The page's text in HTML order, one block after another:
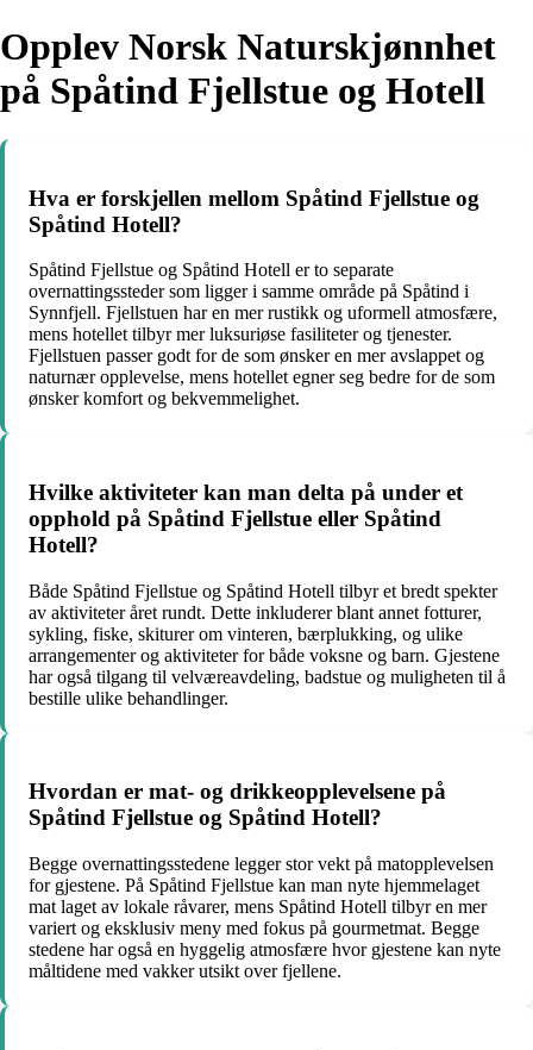
Opplev Norsk Naturskjønnhet
på Spåtind Fjellstue og Hotell
Hva er forskjellen mellom Spåtind Fjellstue og
Spåtind Hotell?
Spåtind Fjellstue og Spåtind Hotell er to separate
overnattingssteder som ligger i samme område på Spåtind i
Synnfjell. Fjellstuen har en mer rustikk og uformell atmosfære,
mens hotellet tilbyr mer luksuriøse fasiliteter og tjenester.
Fjellstuen passer godt for de som ønsker en mer avslappet og
naturnær opplevelse, mens hotellet egner seg bedre for de som
ønsker komfort og bekvemmelighet.
Hvilke aktiviteter kan man delta på under et
opphold på Spåtind Fjellstue eller Spåtind
Hotell?
Både Spåtind Fjellstue og Spåtind Hotell tilbyr et bredt spekter
av aktiviteter året rundt. Dette inkluderer blant annet fotturer,
sykling, fiske, skiturer om vinteren, bærplukking, og ulike
arrangementer og aktiviteter for både voksne og barn. Gjestene
har også tilgang til velværeavdeling, badstue og muligheten til å
bestille ulike behandlinger.
Hvordan er mat- og drikkeopplevelsene på
Spåtind Fjellstue og Spåtind Hotell?
Begge overnattingsstedene legger stor vekt på matopplevelsen
for gjestene. På Spåtind Fjellstue kan man nyte hjemmelaget
mat laget av lokale råvarer, mens Spåtind Hotell tilbyr en mer
variert og eksklusiv meny med fokus på gourmetmat. Begge
stedene har også en hyggelig atmosfære hvor gjestene kan nyte
måltidene med vakker utsikt over fjellene.